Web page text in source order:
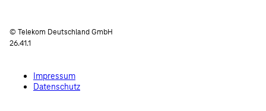
© Telekom Deutschland GmbH
26.41.1
Impressum
Datenschutz